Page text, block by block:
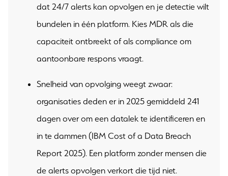
dat 24/7 alerts kan opvolgen en je detectie wilt
bundelen in één platform. Kies MDR als die
capaciteit ontbreekt of als compliance om
aantoonbare respons vraagt.
Snelheid van opvolging weegt zwaar:
organisaties deden er in 2025 gemiddeld 241
dagen over om een datalek te identificeren en
in te dammen (IBM Cost of a Data Breach
Report 2025). Een platform zonder mensen die
de alerts opvolgen verkort die tijd niet.